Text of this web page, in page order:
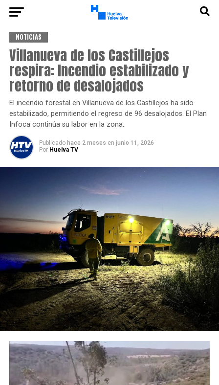
NOTICIAS
Villanueva de los Castillejos
respira: Incendio estabilizado y
retorno de desalojados
El incendio forestal en Villanueva de los Castillejos ha sido
estabilizado, permitiendo el regreso de 96 desalojados. El Plan
Infoca continúa su labor en la zona.
Publicado hace 2 meses en junio 11, 2026
Por Huelva TV